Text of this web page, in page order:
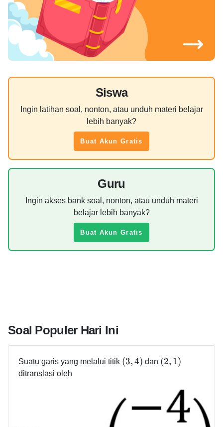
Siswa
Ingin latihan soal, nonton, atau unduh materi belajar
lebih banyak?
Buat Akun Gratis
Guru
Ingin akses bank soal, nonton, atau unduh materi
belajar lebih banyak?
Buat Akun Gratis
Soal Populer Hari Ini
Suatu garis yang melalui titik (3,4) dan (2, 1)
ditranslasi oleh